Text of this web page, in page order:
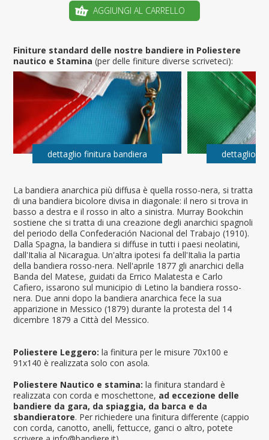
La bandiera anarchica più diffusa è quella rosso-nera, si tratta
di una bandiera bicolore divisa in diagonale: il nero si trova in
basso a destra e il rosso in alto a sinistra. Murray Bookchin
sostiene che si tratta di una creazione degli anarchici spagnoli
del periodo della Confederación Nacional del Trabajo (1910).
Dalla Spagna, la bandiera si diffuse in tutti i paesi neolatini,
dall'Italia al Nicaragua. Un'altra ipotesi fa dell'Italia la partia
della bandiera rosso-nera. Nell'aprile 1877 gli anarchici della
Banda del Matese, guidati da Errico Malatesta e Carlo
Cafiero, issarono sul municipio di Letino la bandiera rosso-
nera. Due anni dopo la bandiera anarchica fece la sua
apparizione in Messico (1879) durante la protesta del 14
dicembre 1879 a Città del Messico.
Poliestere Leggero: la finitura per le misure 70x100 e
91x140 è realizzata solo con asola.
Poliestere Nautico e stamina: la finitura standard è
realizzata con corda e moschettone, ad eccezione delle
bandiere da gara, da spiaggia, da barca e da
sbandieratore. Per richiedere una finitura differente (cappio
con corda, canotto, anelli, fettucce, ganci o altro, potete
AGGIUNGI AL CARRELLO
Finiture standard delle nostre bandiere in Poliestere
nautico e Stamina(per delle finiture diverse scriveteci):
dettaglio finitura bandiera dettaglio